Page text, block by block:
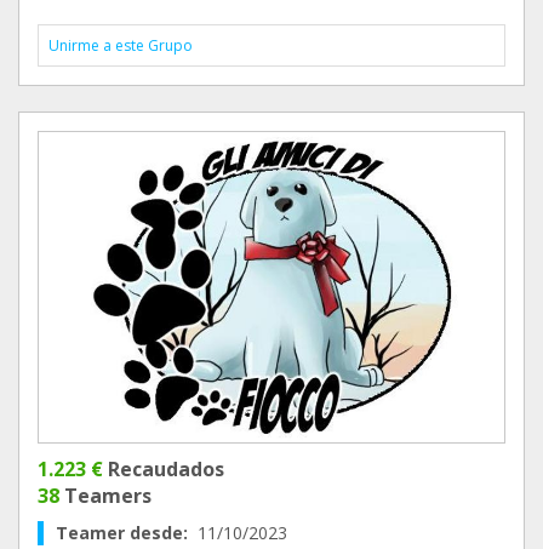
Unirme a este Grupo
1.223 € Recaudados
38 Teamers
Teamer desde: 11/10/2023